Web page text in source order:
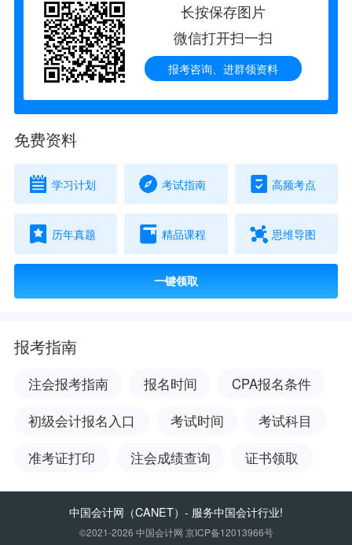
长按保存图片
微信打开扫一扫
报考咨询、进群领资料
免费资料
学习计划 考试指南 高频考点
历年真题 精品课程 思维导图
一键领取
报考指南
注会报考指南 报名时间
CPA报名条件
初级会计报名入口
考试时间
考试科目
准考证打印
注会成绩查询 证书领取
中国会计网 （CANET）- 服务中国会计行业!
©2021-2026 中国会计网 京ICP备12013966号